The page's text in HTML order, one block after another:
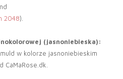
2048).
(jasnoniebieska):
w kolorze jasnoniebieskim
CaMaRose.dk.